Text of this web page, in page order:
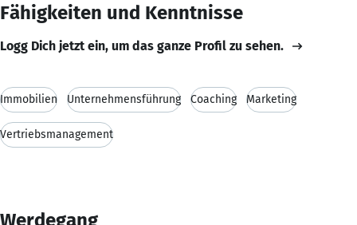
Fähigkeiten und Kenntnisse
Logg Dich jetzt ein, um das ganze Profil zu sehen.
Immobilien Unternehmensführung Coaching Marketing
Vertriebsmanagement
Werdegang